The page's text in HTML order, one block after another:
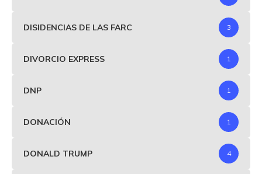
DISIDENCIAS DE LAS FARC 3
DIVORCIO EXPRESS 1
DNP 1
DONACIÓN 1
DONALD TRUMP 4